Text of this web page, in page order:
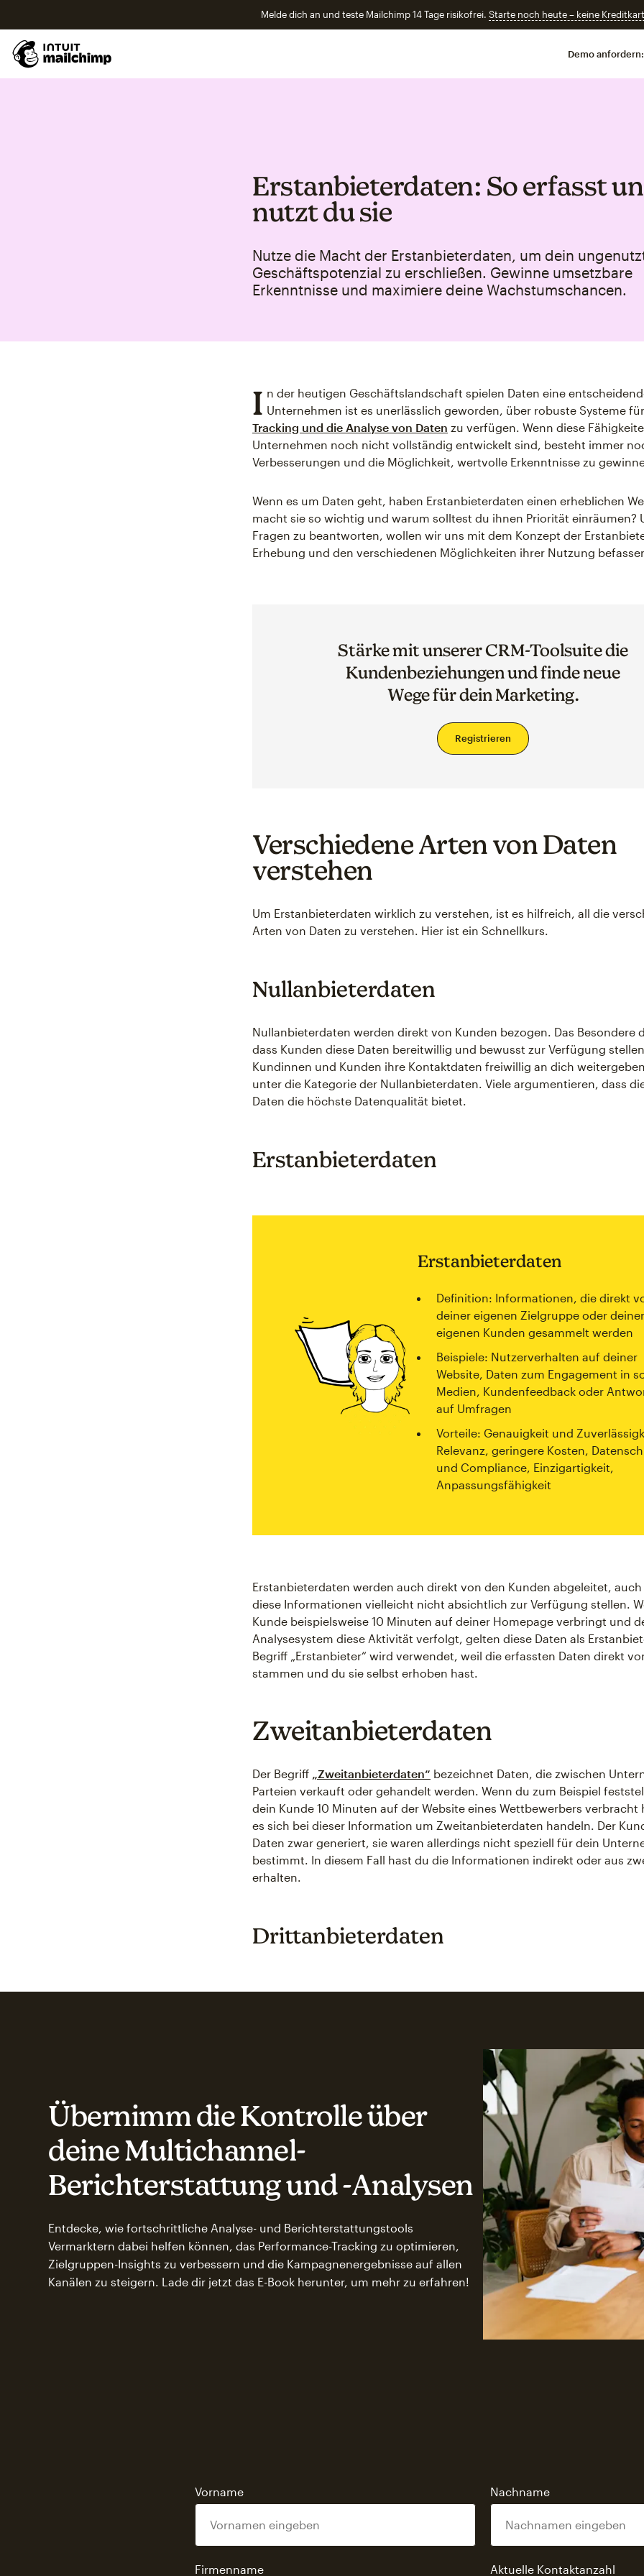
Melde dich an und teste Mailchimp 14 Tage risikofrei. Starte noch heute – keine
Demo anfordern:
Erstanbieterdaten: So erfasst
nutzt du sie
Nutze die Macht der Erstanbieterdaten, um dein
Geschäftspotenzial zu erschließen. Gewinne umsetzbare
Erkenntnisse und maximiere deine Wachstumschancen.
I n der heutigen Geschäftslandschaft spielen Daten eine
Unternehmen ist es unerlässlich geworden, über robuste Systeme für
Tracking und die Analyse von Daten zu verfügen. Wenn diese
Unternehmen noch nicht vollständig entwickelt sind, besteht immer
Verbesserungen und die Möglichkeit, wertvolle Erkenntnisse zu
Wenn es um Daten geht, haben Erstanbieterdaten einen erheblichen
macht sie so wichtig und warum solltest du ihnen Priorität einräumen?
Fragen zu beantworten, wollen wir uns mit dem Konzept der
Erhebung und den verschiedenen Möglichkeiten ihrer Nutzung
Stärke mit unserer CRM-Toolsuite die
Kundenbeziehungen und finde neue
Wege für dein Marketing.
Registrieren
Verschiedene Arten von Daten
verstehen
Um Erstanbieterdaten wirklich zu verstehen, ist es hilfreich, all die
Arten von Daten zu verstehen. Hier ist ein Schnellkurs.
Nullanbieterdaten
Nullanbieterdaten werden direkt von Kunden bezogen. Das Besondere
dass Kunden diese Daten bereitwillig und bewusst zur Verfügung
Kundinnen und Kunden ihre Kontaktdaten freiwillig an dich
unter die Kategorie der Nullanbieterdaten. Viele argumentieren, dass
Daten die höchste Datenqualität bietet.
Erstanbieterdaten
Erstanbieterdaten
Definition: Informationen, die direkt
deiner eigenen Zielgruppe oder
eigenen Kunden gesammelt werden
Beispiele: Nutzerverhalten auf deiner
Website, Daten zum Engagement in
Medien, Kundenfeedback oder
auf Umfragen
Vorteile: Genauigkeit und
Relevanz, geringere Kosten,
und Compliance, Einzigartigkeit,
Anpassungsfähigkeit
Erstanbieterdaten werden auch direkt von den Kunden abgeleitet,
diese Informationen vielleicht nicht absichtlich zur Verfügung stellen.
Kunde beispielsweise 10 Minuten auf deiner Homepage verbringt und
Analysesystem diese Aktivität verfolgt, gelten diese Daten als
Begriff „Erstanbieter“ wird verwendet, weil die erfassten Daten direkt
stammen und du sie selbst erhoben hast.
Zweitanbieterdaten
Der Begriff „Zweitanbieterdaten“ bezeichnet Daten, die zwischen
Parteien verkauft oder gehandelt werden. Wenn du zum Beispiel
dein Kunde 10 Minuten auf der Website eines Wettbewerbers verbracht
es sich bei dieser Information um Zweitanbieterdaten handeln. Der
Daten zwar generiert, sie waren allerdings nicht speziell für dein
bestimmt. In diesem Fall hast du die Informationen indirekt oder aus
erhalten.
Drittanbieterdaten
Übernimm die Kontrolle über
deine Multichannel-
Berichterstattung und -Analysen
Entdecke, wie fortschrittliche Analyse- und Berichterstattungstools
Vermarktern dabei helfen können, das Performance-Tracking zu optimieren,
Zielgruppen-Insights zu verbessern und die Kampagnenergebnisse auf allen
Kanälen zu steigern. Lade dir jetzt das E-Book herunter, um mehr zu erfahren!
Vorname Nachname
Firmenname Aktuelle Kontaktanzahl